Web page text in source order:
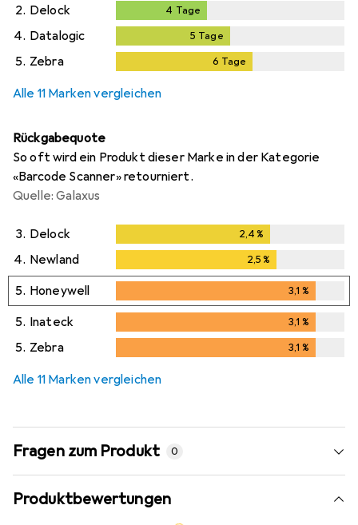
2. Delock 4 Tage
4. Datalogic 5 Tage
5. Zebra 6 Tage
Alle 11 Marken vergleichen
Rückgabequote
So oft wird ein Produkt dieser Marke in der Kategorie
«Barcode Scanner» retourniert.
Quelle: Galaxus
3. Delock 2,4%
4. Newland 2,5%
5. Honeywell 3,1 %
3,1%
5. Inateck 3,1 %
3,1%
5. Zebra 3,1 %
Alle 11 Marken vergleichen
Fragen zum Produkt 0
Produktbewertungen